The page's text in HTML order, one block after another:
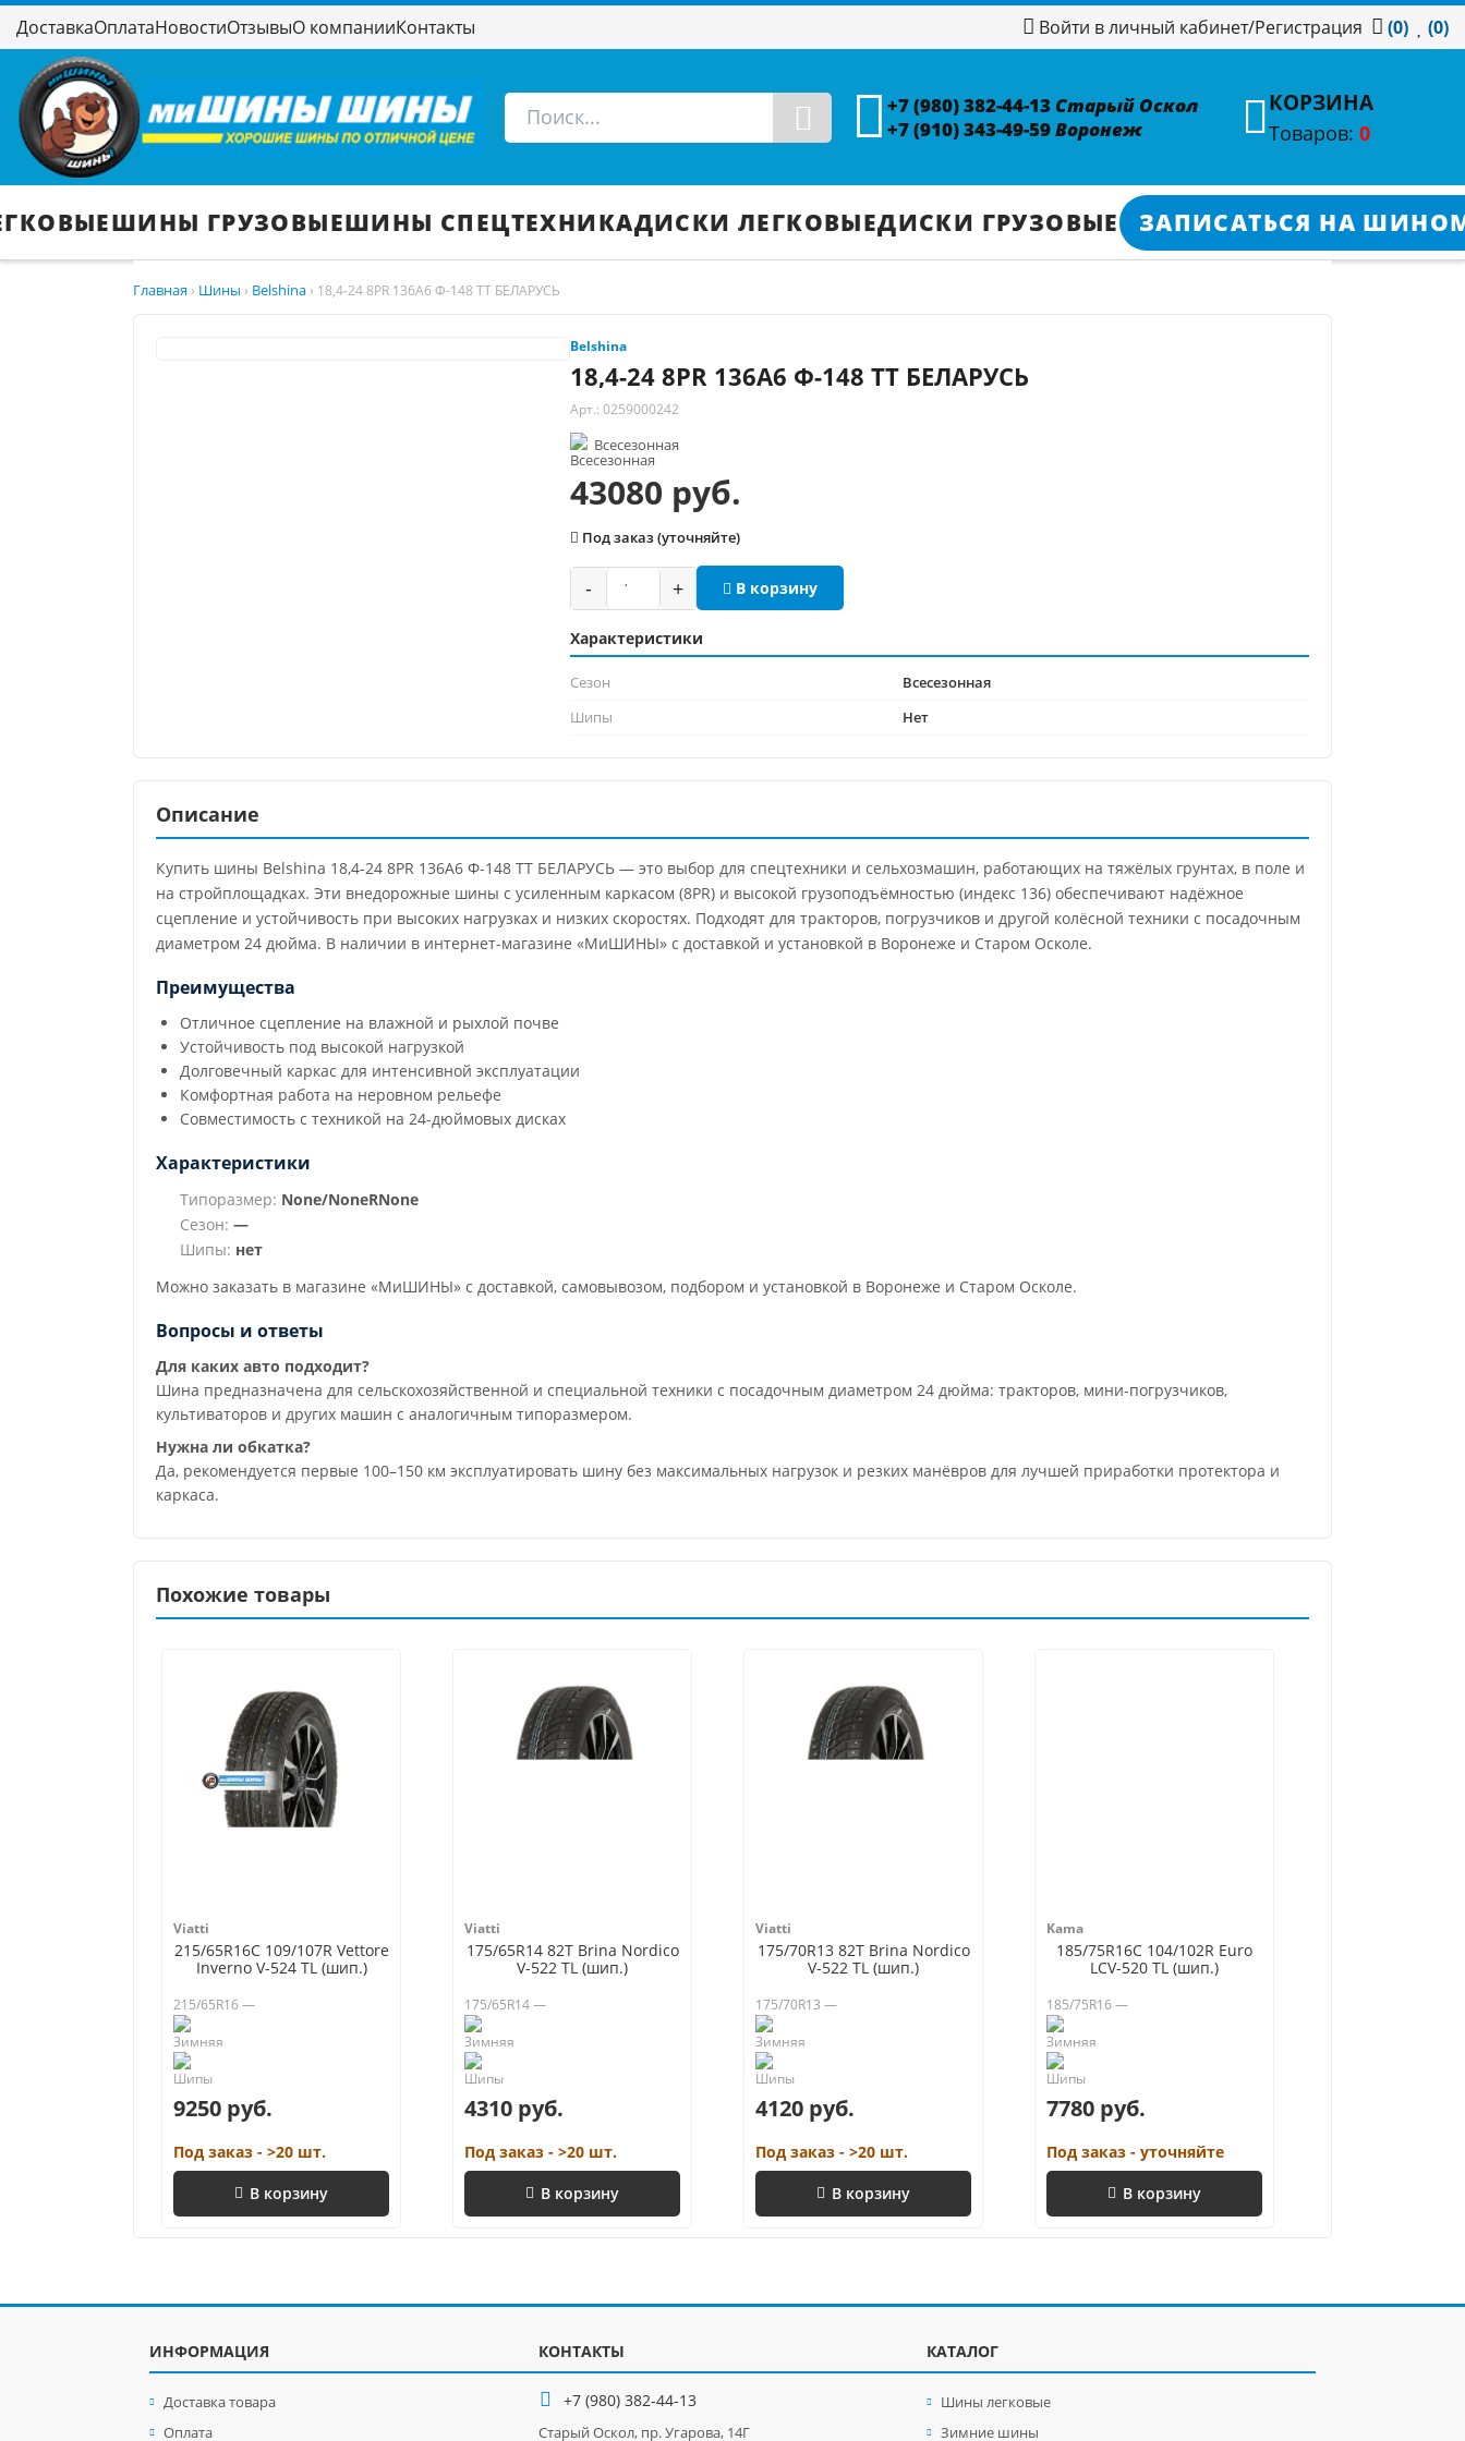
ДоставкаОплатаНовостиОтзывыО компанииКонтакты Войти в личный кабинет/Регистрация (0) (0)
+7 (980) 382-44-13 Старый Оскол
+7 (910) 343-49-59Воронеж
КОРЗИНА
Товаров: 0
ШИНЫ ГРУЗОВЫЕШИНЫ СПЕЦТЕХНИКАДИСКИ ЛЕГКОВЫЕДИСКИ ГРУЗОВЫЕ ЗАПИСАТЬСЯ НА
Главная › Шины › Belshina › 18,4-24 8PR 136A6 Ф-148 TT БЕЛАРУСЬ
Belshina
18,4-24 8PR 136A6 Ф-148 TT БЕЛАРУСЬ
Арт.: 0259000242
Всесезонная
43080 руб.
Под заказ (уточняйте)
- + В корзину
Характеристики
Сезон
Всесезонная
Шипы
Нет
Описание
Купить шины Belshina 18,4-24 8PR 136A6 Ф-148 TT БЕЛАРУСЬ — это выбор для спецтехники и сельхозмашин, работающих на тяжёлых грунтах, в поле и
на стройплощадках. Эти внедорожные шины с усиленным каркасом (8PR) и высокой грузоподъёмностью (индекс 136) обеспечивают надёжное
сцепление и устойчивость при высоких нагрузках и низких скоростях. Подходят для тракторов, погрузчиков и другой колёсной техники с посадочным
диаметром 24 дюйма. В наличии в интернет-магазине «МиШИНЫ» с доставкой и установкой в Воронеже и Старом Осколе.
Преимущества
Отличное сцепление на влажной и рыхлой почве
Устойчивость под высокой нагрузкой
Долговечный каркас для интенсивной эксплуатации
Комфортная работа на неровном рельефе
Совместимость с техникой на 24-дюймовых дисках
Характеристики
Типоразмер: None/NoneRNone
Сезон: —
Шипы: нет
Можно заказать в магазине «МиШИНЫ» с доставкой, самовывозом, подбором и установкой в Воронеже и Старом Осколе.
Вопросы и ответы
Для каких авто подходит?
Шина предназначена для сельскохозяйственной и специальной техники с посадочным диаметром 24 дюйма: тракторов, мини-погрузчиков,
культиваторов и других машин с аналогичным типоразмером.
Нужна ли обкатка?
Да, рекомендуется первые 100–150 км эксплуатировать шину без максимальных нагрузок и резких манёвров для лучшей приработки протектора и
каркаса.
Похожие товары
Viatti
215/65R16C 109/107R Vettore
Inverno V-524 TL (шип.)
215/65R16 —
9250 руб.
Под заказ - >20 шт.
В корзину
Viatti
175/65R14 82T Brina Nordico
V-522 TL (шип.)
175/65R14 —
4310 руб.
Под заказ - >20 шт.
В корзину
Viatti
175/70R13 82T Brina Nordico
V-522 TL (шип.)
175/70R13 —
4120 руб.
Под заказ - >20 шт.
В корзину
Kama
185/75R16C 104/102R Euro
LCV-520 TL (шип.)
185/75R16 —
7780 руб.
Под заказ - уточняйте
В корзину
ИНФОРМАЦИЯ
Доставка товара
Оплата
КОНТАКТЫ
+7 (980) 382-44-13
Старый Оскол, пр. Угарова, 14Г
КАТАЛОГ
Шины легковые
Зимние шины